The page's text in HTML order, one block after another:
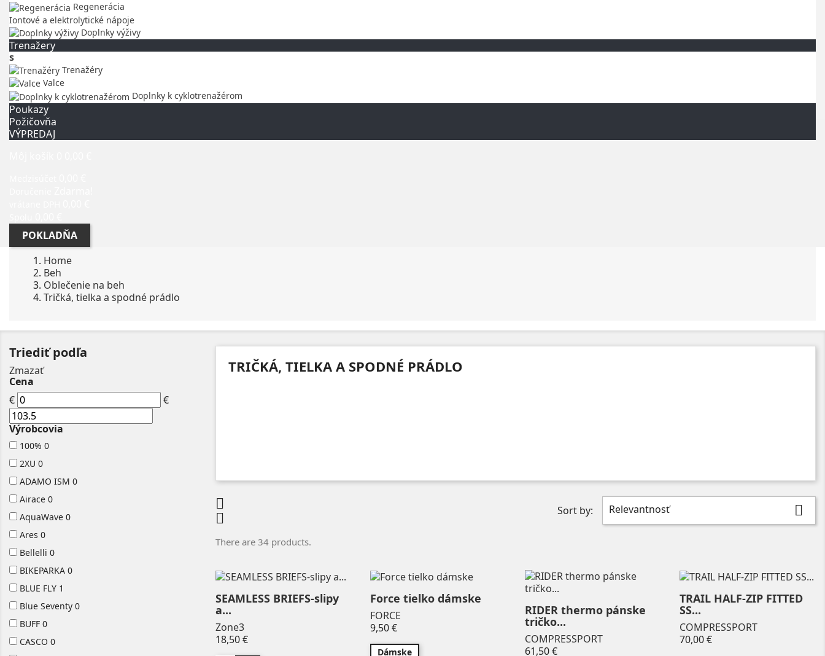
Regenerácia
Iontové a elektrolytické nápoje
Doplnky výživy
Trenažery
s
Trenažéry
Valce
Doplnky k cyklotrenažérom
Poukazy
Požičovňa
VÝPREDAJ
POKLADŇA
Home
Beh
Oblečenie na beh
Tričká, tielka a spodné prádlo
Triediť podľa
Zmazať
Cena
€
€
Výrobcovia
100% 0
2XU 0
ADAMO ISM 0
Airace 0
AquaWave 0
Ares 0
Bellelli 0
BIKEPARKA 0
BLUE FLY 1
Blue Seventy 0
BUFF 0
CASCO 0
TRIČKÁ, TIELKA A SPODNÉ PRÁDLO


There are 34 products.
Sort by: Relevantnosť 
SEAMLESS BRIEFS-slipy
a...
Zone3
18,50 €Price
Force tielko dámske
FORCE
9,50 €Price
Dámske
RIDER thermo pánske
tričko...
COMPRESSPORT
61,50 €Price
TRAIL HALF-ZIP FITTED
SS...
COMPRESSPORT
70,00 €Price